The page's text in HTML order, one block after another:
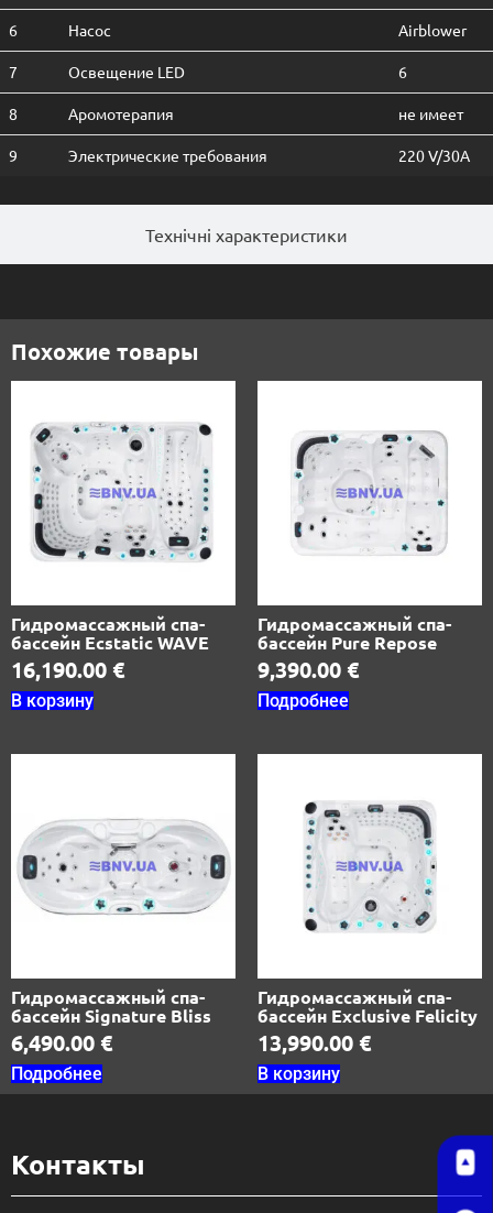
Технічні характеристики
6 Насос Airblower
7 Освещение LED 6
8 Аромотерапия не имеет
9 Электрические требования 220 V/30A
Похожие товары
Гидромассажный спа-
бассейн Ecstatic WAVE
16,190.00 €
В корзину
Гидромассажный спа-
бассейн Pure Repose
9,390.00 €
Подробнее
Гидромассажный спа-
бассейн Signature Bliss
6,490.00 €
Подробнее
Гидромассажный спа-
бассейн Exclusive Felicity
13,990.00 €
В корзину
Контакты